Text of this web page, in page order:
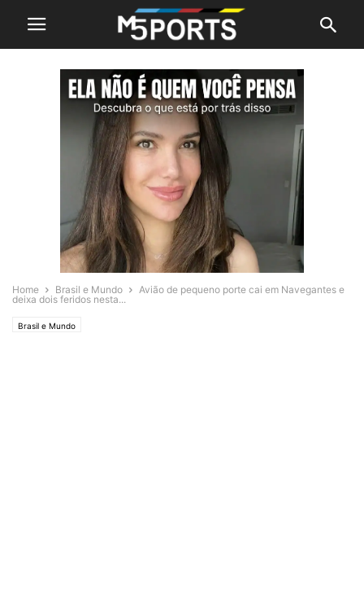
Home Brasil e Mundo
Avião de pequeno porte cai em Navegantes e
deixa dois feridos nesta...
Brasil e Mundo